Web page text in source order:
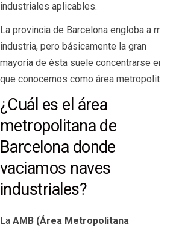
industriales aplicables.
La provincia de Barcelona engloba a mucha
industria, pero básicamente la gran
mayoría de ésta suele concentrarse en lo
que conocemos como área metropolitana.
¿Cuál es el área
metropolitana de
Barcelona donde
vaciamos naves
industriales?
La AMB (Área Metropolitana